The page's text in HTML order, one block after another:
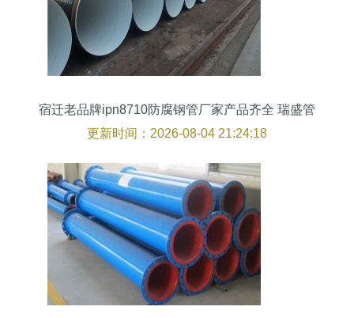
宿迁老品牌ipn8710防腐钢管厂家产品齐全 瑞盛管
道刁凡
更新时间：2026-08-04 21:24:18